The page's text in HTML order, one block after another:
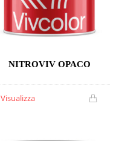
NITROVIV OPACO
Visualizza